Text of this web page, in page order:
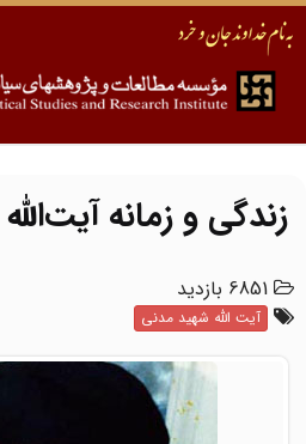
زندگی و زمانه
6851 بازدید
آیت الله شهید مدنی